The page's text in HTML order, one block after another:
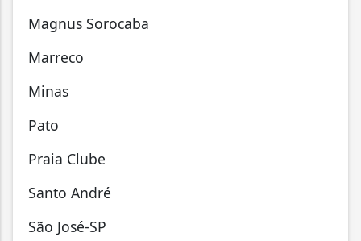
Magnus Sorocaba
Marreco
Minas
Pato
Praia Clube
Santo André
São José-SP